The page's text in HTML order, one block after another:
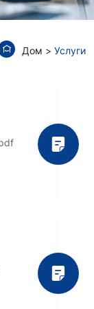
Дом Услуги
V